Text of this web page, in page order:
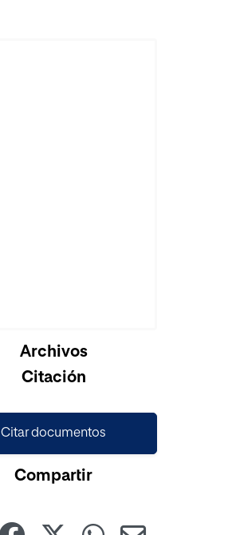
Archivos
Citación
Citar documentos
Compartir